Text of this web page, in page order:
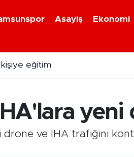
Asayiş
Ekonomi
eğitim
drone ve İHA trafiğini